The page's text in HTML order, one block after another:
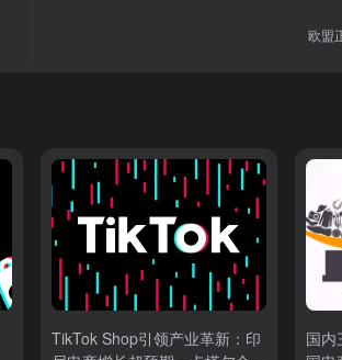
欧盟
TikTok Shop引领产业革新：印
国内